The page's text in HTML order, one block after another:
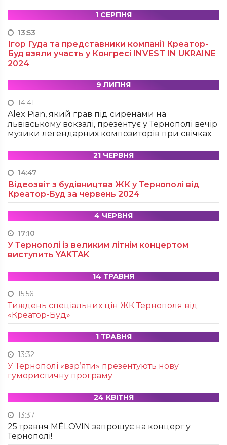
1 СЕРПНЯ
13:53
Ігор Гуда та представники компанії Креатор-
Буд взяли участь у Конгресі INVEST IN UKRAINE
2024
9 ЛИПНЯ
14:41
Alex Pian, який грав під сиренами на
львівському вокзалі, презентує у Тернополі вечір
музики легендарних композиторів при свічках
21 ЧЕРВНЯ
14:47
Відеозвіт з будівництва ЖК у Тернополі від
Креатор-Буд за червень 2024
4 ЧЕРВНЯ
17:10
У Тернополі із великим літнім концертом
виступить YAKTAK
14 ТРАВНЯ
15:56
Тиждень спеціальних цін ЖК Тернополя від
«Креатор-Буд»
1 ТРАВНЯ
13:32
У Тернополі «вар’яти» презентують нову
гумористичну програму
24 КВІТНЯ
13:37
25 травня MÉLOVIN запрошує на концерт у
Тернополі!